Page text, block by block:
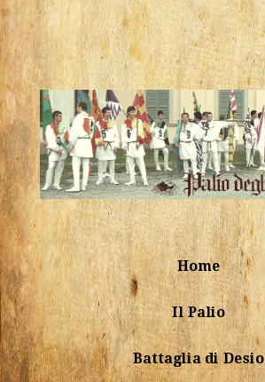
Home
Il Palio
Battaglia di Desio